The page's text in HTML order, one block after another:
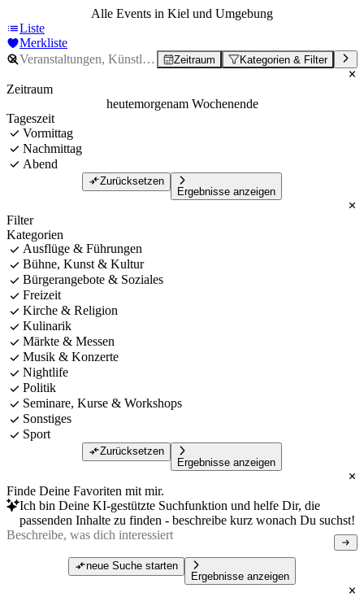
Alle Events in Kiel und Umgebung
Liste
Merkliste
Zeitraum Kategorien & Filter
Zeitraum
heutemorgenam Wochenende
Tageszeit
Vormittag
Nachmittag
Abend
Zurücksetzen
Ergebnisse anzeigen
Filter
Kategorien
Ausflüge & Führungen
Bühne, Kunst & Kultur
Bürgerangebote & Soziales
Freizeit
Kirche & Religion
Kulinarik
Märkte & Messen
Musik & Konzerte
Nightlife
Politik
Seminare, Kurse & Workshops
Sonstiges
Sport
Zurücksetzen
Ergebnisse anzeigen
Finde Deine Favoriten mit mir.
Ich bin Deine KI-gestützte Suchfunktion und helfe Dir, die
passenden Inhalte zu finden - beschreibe kurz wonach Du suchst!
neue Suche starten
Ergebnisse anzeigen